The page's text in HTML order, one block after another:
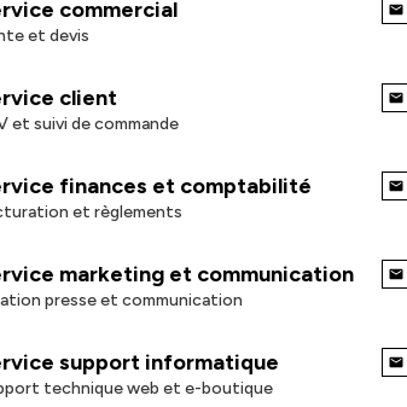
commercial
et devis
client
et suivi de commande
finances et comptabilité
et règlements
marketing et communication
presse et communication
support informatique
technique web et e-boutique